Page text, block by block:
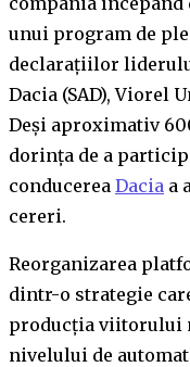
unui program de
declarațiilor
Dacia (SAD), Viorel
Deși aproximativ
dorința de a
conducerea Dacia a
cereri.
Reorganizarea
dintr-o strategie
producția viitorului
nivelului de